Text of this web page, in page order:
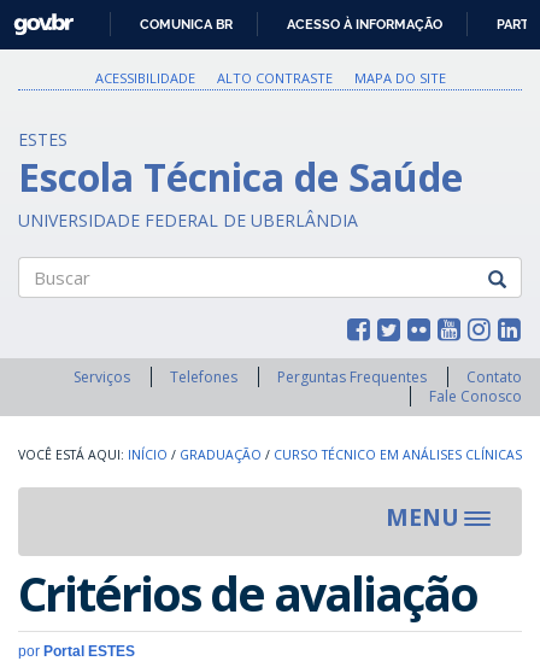
PARA
O
GOVBR
COMUNICA BR ACESSO À INFORMAÇÃO
ACESSIBILIDADE ALTO CONTRASTE MAPA DO SITE
ESTES
Escola Técnica de Saúde
UNIVERSIDADE FEDERAL DE UBERLÂNDIA
Serviços Telefones Perguntas Frequentes
Contato
Fale Conosco
INÍCIO / GRADUAÇÃO / CURSO TÉCNICO EM ANÁLISES CLÍNICAS
MENU
Toggle
Critérios de avaliação
por Portal ESTES